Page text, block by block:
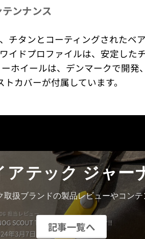
テンナンス
チタンとコーティングされたベ
イドプロファイルは、安定し
イールは、デンマークで開発
トカバーが付属しています。
アテック ジャー
取扱ブランドの製品レビューやコンテ
記事一覧へ